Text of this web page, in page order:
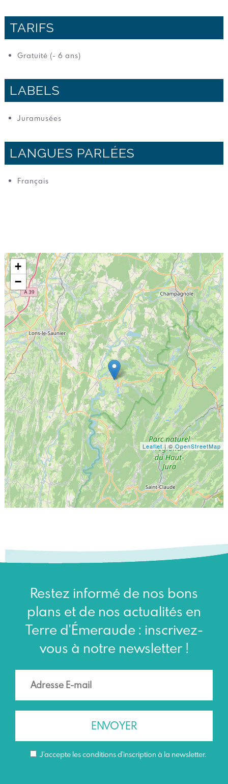
TARIFS
Gratuité (- 6 ans)
LABELS
Juramusées
LANGUES PARLÉES
Français
+
−
Leaflet| ©OpenStreetMap
Restez informé de nos bons
plans et de nos actualités en
Terre d'Émeraude : inscrivez-
vous à notre newsletter !
J’accepte les conditions d'inscription à la newsletter.